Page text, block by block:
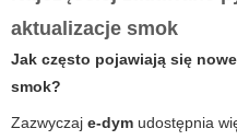
aktualizacje smok
Jak często pojawiają się
smok?
Zazwyczaj e-dym udostępnia